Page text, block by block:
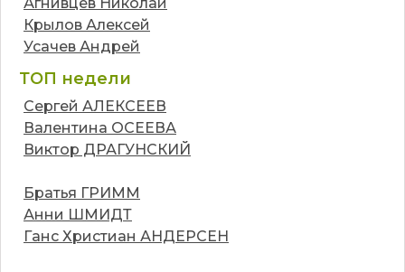
Крылов Алексей
Усачев Андрей
ТОП недели
Сергей АЛЕКСЕЕВ
Валентина ОСЕЕВА
Виктор ДРАГУНСКИЙ
Братья ГРИММ
Анни ШМИДТ
Ганс Христиан АНДЕРСЕН